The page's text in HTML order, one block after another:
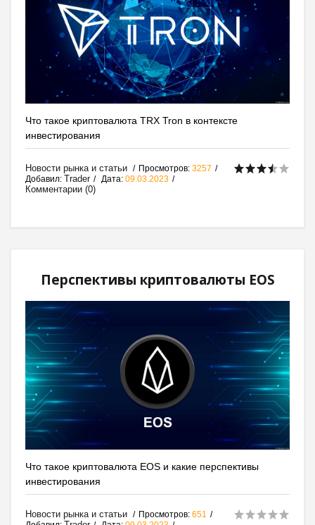
Что такое криптовалюта TRX Tron в контексте
инвестирования
Новости рынка и статьи Просмотров: 3257
Добавил: Trader Дата: 09.03.2023
Комментарии (0)
Перспективы криптовалюты EOS
Что такое криптовалюта EOS и какие перспективы
инвестирования
Новости рынка и статьи Просмотров: 651